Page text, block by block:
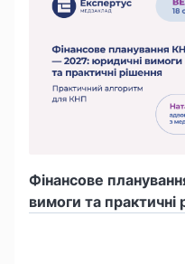
Фінансове
вимоги та практичні